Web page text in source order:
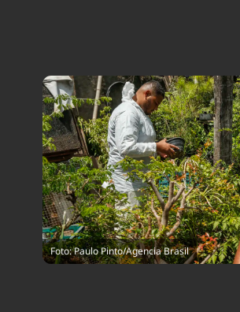
Foto: Paulo Pinto/Agencia Brasil